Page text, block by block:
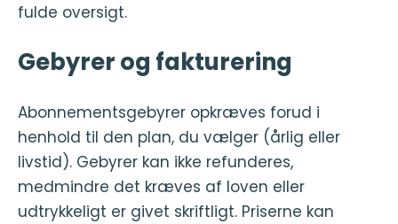
fulde oversigt.
Gebyrer og fakturering
Abonnementsgebyrer opkræves forud i
henhold til den plan, du vælger (årlig eller
livstid). Gebyrer kan ikke refunderes,
medmindre det kræves af loven eller
udtrykkeligt er givet skriftligt. Priserne kan